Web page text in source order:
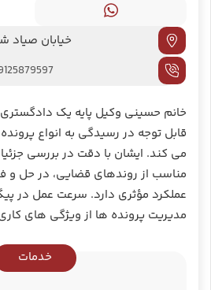
خیابان صیاد
خانم حسینی وکیل پایه یک دادگستری
قابل توجه در رسیدگی به انواع
می‌ کند. ایشان با دقت در بررسی
مناسب از روندهای قضایی، در حل و
عملکرد مؤثری دارد. سرعت عمل در
مدیریت پرونده ‌ها از ویژگی ‌های
خدمات